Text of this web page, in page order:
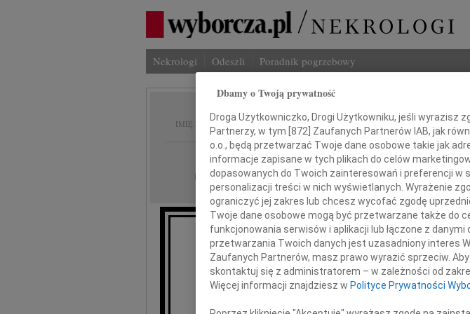
Nekrologi Odeszli Poradnik pogrzebowy
IMIĘ I NAZWISKO: Zbigniew Janowski
REGION: Szczecin
DATA EMISJI: 28.09.2010
Z głębokim żalem zawiadamiamy, że dnia 24 września
po długiej i ciężkiej chorobie
odszedł od nas nasz ukochany Tata, Dziadek i
Dbamy o Twoją prywatność
Droga Użytkowniczko, Drogi Użytkowniku, jeśli wyrazisz
Partnerzy, w tym [872] Zaufanych Partnerów IAB, jak
o.o., będą przetwarzać Twoje dane osobowe takie jak
informacje zapisane w tych plikach do celów
dopasowanych do Twoich zainteresowań i preferencji w
personalizacji treści w nich wyświetlanych. Wyrażenie
ograniczyć jej zakres lub chcesz wycofać zgodę
Twoje dane osobowe mogą być przetwarzane także do
funkcjonowania serwisów i aplikacji lub łączone z
przetwarzania Twoich danych jest uzasadniony interes
Zaufanych Partnerów, masz prawo wyrazić sprzeciw.
skontaktuj się z administratorem – w zależności od
Więcej informacji znajdziesz w Polityce Prywatności